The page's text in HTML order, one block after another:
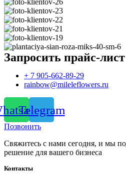
Запросить прайс-лист
+ 7 905-662-89-29
rainbow@mileleflowers.ru
Telegram
Позвонить
Свяжитесь с нами сегодня, и мы
решение для вашего бизнеса
Контакты